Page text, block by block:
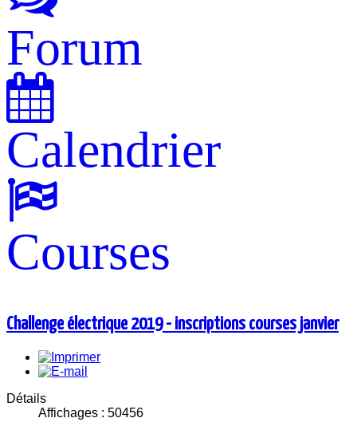
Forum
Calendrier
Courses
Challenge électrique 2019 - inscriptions courses janvier
Détails
Affichages : 50456